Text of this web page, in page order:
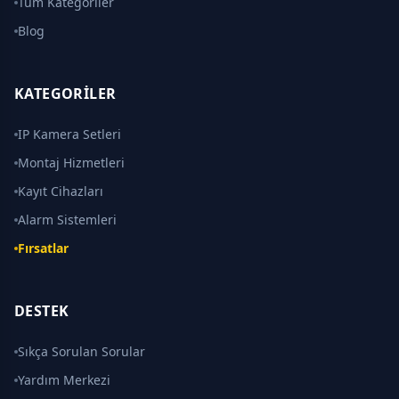
Blog
KATEGORILER
IP Kamera Setleri
Montaj Hizmetleri
Kayıt Cihazları
Alarm Sistemleri
Fırsatlar
DESTEK
Sıkça Sorulan Sorular
Yardım Merkezi